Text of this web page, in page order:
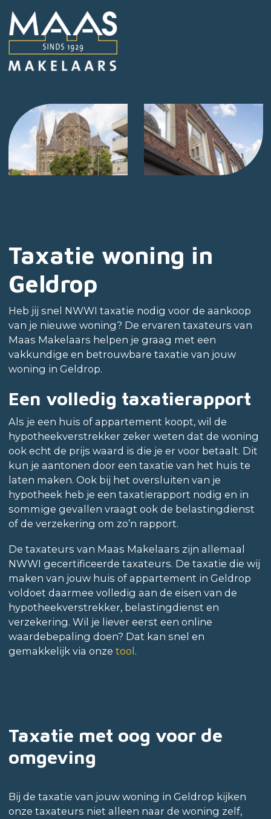
Taxatie woning in
Geldrop
Heb jij snel NWWI taxatie nodig voor de aankoop
van je nieuwe woning? De ervaren taxateurs van
Maas Makelaars helpen je graag met een
vakkundige en betrouwbare taxatie van jouw
woning in Geldrop.
Een volledig taxatierapport
Als je een huis of appartement koopt, wil de
hypotheekverstrekker zeker weten dat de woning
ook echt de prijs waard is die je er voor betaalt. Dit
kun je aantonen door een taxatie van het huis te
laten maken. Ook bij het oversluiten van je
hypotheek heb je een taxatierapport nodig en in
sommige gevallen vraagt ook de belastingdienst
of de verzekering om zo’n rapport.
De taxateurs van Maas Makelaars zijn allemaal
NWWI gecertificeerde taxateurs. De taxatie die wij
maken van jouw huis of appartement in Geldrop
voldoet daarmee volledig aan de eisen van de
hypotheekverstrekker, belastingdienst en
verzekering. Wil je liever eerst een online
waardebepaling doen? Dat kan snel en
gemakkelijk via onze tool .
Taxatie met oog voor de
omgeving
Bij de taxatie van jouw woning in Geldrop kijken
onze taxateurs niet alleen naar de woning zelf,